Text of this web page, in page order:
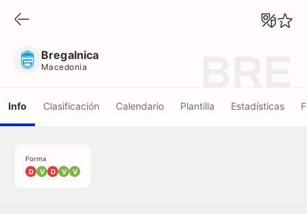
Bregalnica
Macedonia
Info Clasificación Calendario Plantilla Estadísticas
Forma
D V D V V